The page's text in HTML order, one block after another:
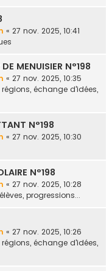
« 27 nov. 2025, 10:41
MENUISIER N°198
« 27 nov. 2025, 10:35
échange d'idées,
N°198
« 27 nov. 2025, 10:30
N°198
« 27 nov. 2025, 10:28
progressions...
« 27 nov. 2025, 10:26
échange d'idées,